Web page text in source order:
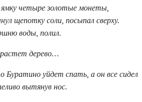
ямку четыре золотые монеты,
щепотку соли, посыпал сверху.
воды, полил.
дерево…
Буратино уйдет спать, а он все сидел
вытянув нос.